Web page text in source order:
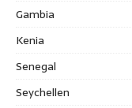
Gambia
Kenia
Senegal
Seychellen